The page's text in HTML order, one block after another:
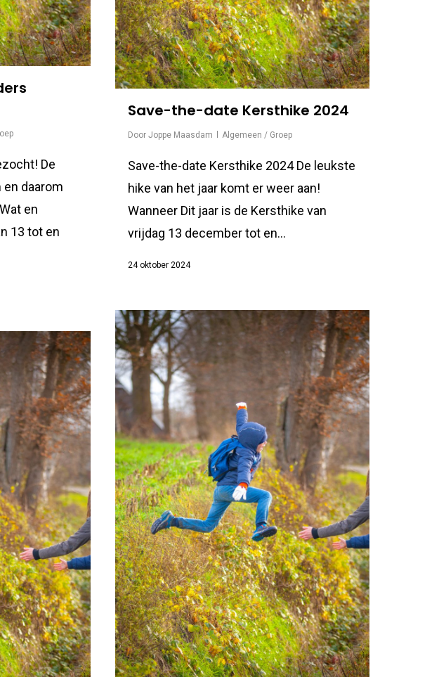
De
daarom
en
13 tot en
Save-the-date Kersthike 2024
Door Joppe Maasdam Algemeen / Groep
Save-the-date Kersthike 2024 De leukste
hike van het jaar komt er weer aan!
Wanneer Dit jaar is de Kersthike van
vrijdag 13 december tot en...
24 oktober 2024